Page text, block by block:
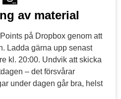
av material
på Dropbox genom att
Ladda gärna upp senast
kl. 20:00. Undvik att skicka
– det försvårar
under dagen går bra, helst